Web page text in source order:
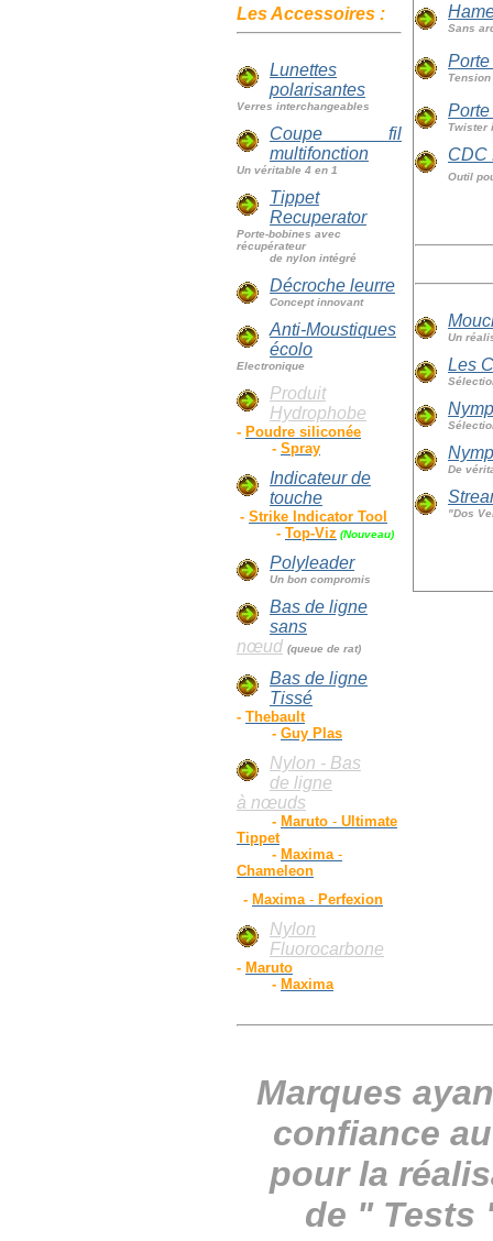
Les Accessoires :
Lunettes
polarisantes
Verres interchangeables
Coupe fil
multifonction
Un véritable 4 en 1
Tippet
Recuperator
Porte-bobines avec
récupérateur
de nylon intégré
Décroche leurre
Concept innovant
Anti-Moustiques
écolo
Electronique
Produit
Hydrophobe
- Poudre siliconée
- Spray
Indicateur de
touche
- Strike Indicator Tool
- Top-Viz (Nouveau)
Polyleader
Un bon compromis
Bas de ligne
sans
nœud (queue de rat)
Bas de ligne
Tissé
- Thebault
- Guy Plas
Nylon - Bas
de ligne
à nœuds
- Maruto - Ultimate
Tippet
- Maxima -
Chameleon
- Maxima - Perfexion
Nylon
Fluorocarbone
- Maruto
- Maxima
Sans
Twister
CDC
Outil
Un
Les
De
"Dos
Marques
confiance
pour la
de " Tests